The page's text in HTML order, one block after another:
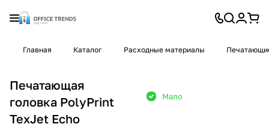
Главная Каталог Расходные материалы
Печатающая
головка PolyPrint
TexJet Echo
Мало